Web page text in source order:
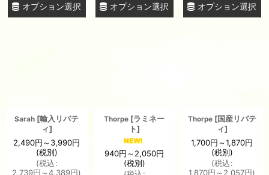
オプション選択 オプション選択 オプション選択
Sarah [輸入リバテ
ィ]
2,490円～3,990円
(税別)
(税込:
2,739円 ～4,389円)
Thorpe [ラミネー
ト]
940円～2,050円
(税別)
Thorpe [国産リバテ
ィ]
1,700円～1,870円
(税別)
(税込:
1,870円 ～2,057円)